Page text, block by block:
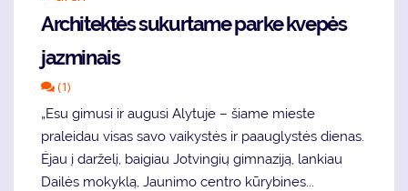
Architektės sukurtame parke kvepės
jazminais
(1)
„Esu gimusi ir augusi Alytuje – šiame mieste
praleidau visas savo vaikystės ir paauglystės dienas.
Ėjau į darželį, baigiau Jotvingių gimnaziją, lankiau
Dailės mokyklą, Jaunimo centro kūrybines...